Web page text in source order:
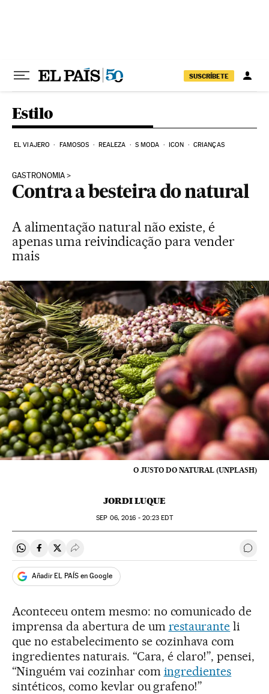
SUSCRÍBETE
Estilo
EL VIAJERO FAMOSOS REALEZA S MODA ICON CRIANÇAS
GASTRONOMIA
Contra a besteira do natural
A alimentação natural não existe, é
apenas uma reivindicação para vender
mais
O JUSTO DO NATURAL (UNPLASH)
JORDI LUQUE
SEP 06, 2016 - 20:23 EDT
Compartir en Whatsapp
Compartir en Facebook
Compartir en Twitter
Desplegar Redes Sociales
Añadir EL PAÍS en Google
Aconteceu ontem mesmo: no comunicado de
imprensa da abertura de um restaurante li
que no estabelecimento se cozinhava com
ingredientes naturais. “Cara, é claro!”, pensei,
“Ninguém vai cozinhar com ingredientes
sintéticos, como kevlar ou grafeno!”